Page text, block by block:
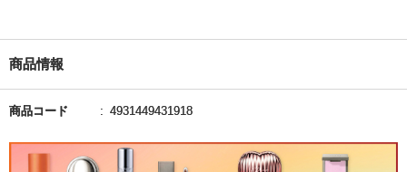
商品情報
商品コード 4931449431918